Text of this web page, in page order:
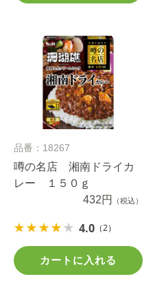
品番：18267
噂の名店 湘南ドライカ
レー １５０ｇ
432円
（税込）
4.0 （2）
カートに入れる